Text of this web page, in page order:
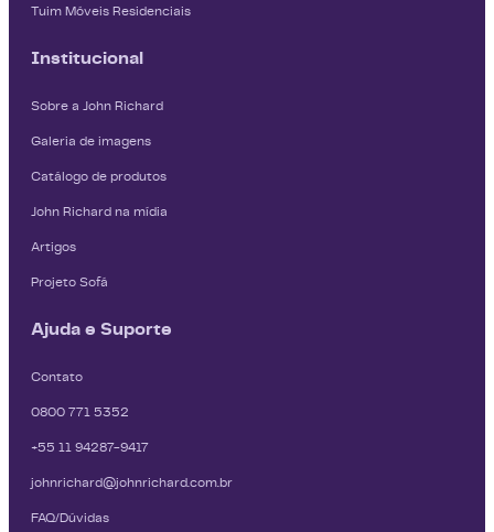
Tuim Móveis Residenciais
Institucional
Sobre a John Richard
Galeria de imagens
Catálogo de produtos
John Richard na mídia
Artigos
Projeto Sofá
Ajuda e Suporte
Contato
0800 771 5352
+55 11 94287-9417
johnrichard@johnrichard.com.br
FAQ/Dúvidas